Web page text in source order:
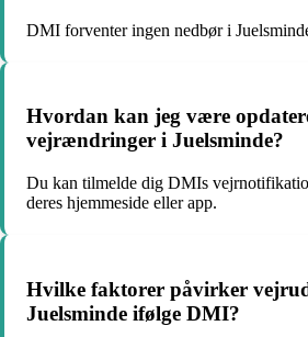
DMI forventer ingen nedbør i
Hvordan kan jeg være
vejrændringer i Juelsminde?
Du kan tilmelde dig DMIs
deres hjemmeside eller app.
Hvilke faktorer påvirker
Juelsminde ifølge DMI?